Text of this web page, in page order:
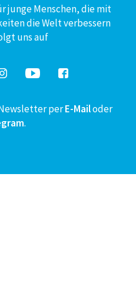
junge Menschen, die mit
die Welt verbessern
uns auf
perE-Mailoder
.